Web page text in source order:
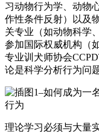
习动物行为学、动物
作性条件反射）以及
关专业（如动物科学
参加国际权威机构（
专业训犬师协会
论是科学分析行为问
理论学习必须与大量